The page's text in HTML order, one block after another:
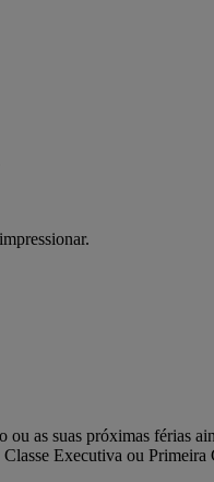
as suas próximas férias
Executiva ou Primeira